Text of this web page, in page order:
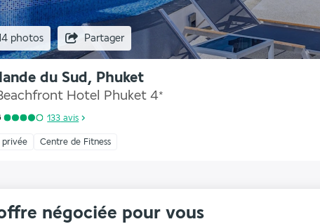
photos Partager
du Sud, Phuket
Hotel Phuket 4*
133 avis
privée Centre de Fitness
négociée pour vous